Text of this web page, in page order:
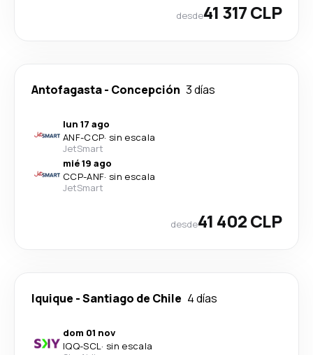
desde41 317 CLP
Antofagasta- Concepción 3 días
lun 17 ago
ANF-CCP· sin escala
JetSmart
mié 19 ago
CCP-ANF· sin escala
JetSmart
desde41 402 CLP
Iquique -Santiago de Chile 4 días
dom 01 nov
IQQ-SCL· sin escala